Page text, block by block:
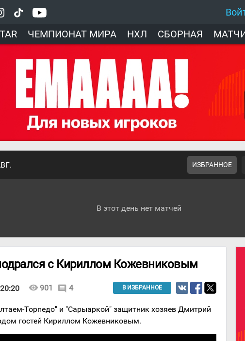
ЧЕМПИОНАТ МИРА НХЛ СБОРНАЯ
ИЗБРАННОЕ
В этот день нет матчей
с Кириллом Кожевниковым
visibility 901 comment 4 В ИЗБРАННОЕ
Торпедо" и "Сарыаркой" защитник хозяев Дмитрий
гостей Кириллом Кожевниковым.